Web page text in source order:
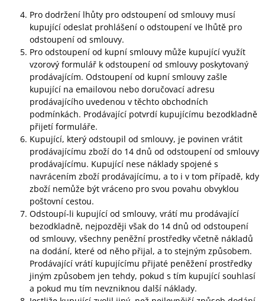
Pro dodržení lhůty pro odstoupení od smlouvy musí
kupující odeslat prohlášení o odstoupení ve lhůtě pro
odstoupení od smlouvy.
Pro odstoupení od kupní smlouvy může kupující využít
vzorový formulář k odstoupení od smlouvy poskytovaný
prodávajícím. Odstoupení od kupní smlouvy zašle
kupující na emailovou nebo doručovací adresu
prodávajícího uvedenou v těchto obchodních
podmínkách. Prodávající potvrdí kupujícímu bezodkladně
přijetí formuláře.
Kupující, který odstoupil od smlouvy, je povinen vrátit
prodávajícímu zboží do 14 dnů od odstoupení od smlouvy
prodávajícímu. Kupující nese náklady spojené s
navrácením zboží prodávajícímu, a to i v tom případě, kdy
zboží nemůže být vráceno pro svou povahu obvyklou
poštovní cestou.
Odstoupí-li kupující od smlouvy, vrátí mu prodávající
bezodkladně, nejpozději však do 14 dnů od odstoupení
od smlouvy, všechny peněžní prostředky včetně nákladů
na dodání, které od něho přijal, a to stejným způsobem.
Prodávající vrátí kupujícímu přijaté peněžení prostředky
jiným způsobem jen tehdy, pokud s tím kupující souhlasí
a pokud mu tím nevzniknou další náklady.